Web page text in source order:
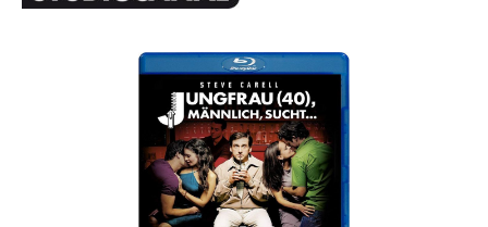
Bildergalerie überspringen